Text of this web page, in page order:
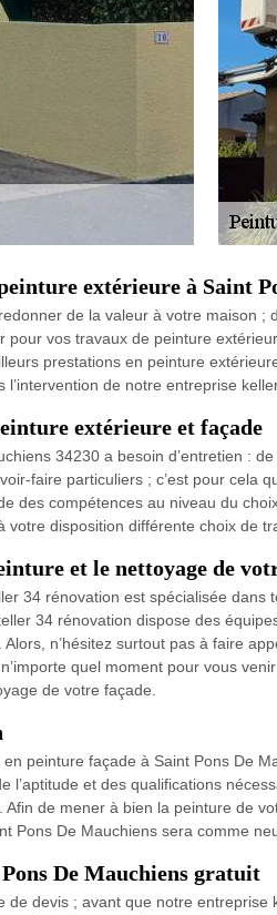
extérieure à Saint
de la valeur à votre maison
vos travaux de peinture
prestations en peinture
de notre entreprise
extérieure et façade
34230 a besoin d’entretien :
faire particuliers ; c’est pour cela
des compétences au niveau du
disposition différente choix de
et le nettoyage de
34 rénovation est spécialisée
34 rénovation dispose des
n’hésitez surtout pas à faire
quel moment pour vous
de votre façade.
peinture façade à Saint Pons De
et des qualifications
de mener à bien la peinture de
Pons De Mauchiens sera comme
De Mauchiens gratuit
devis ; avant que notre